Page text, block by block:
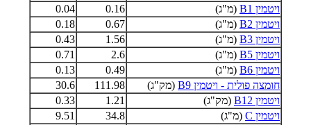
ויטמין B1
(מ"ג) 0.16
0.04
ויטמין B2
(מ"ג) 0.67
0.18
ויטמין B3
(מ"ג) 1.56
0.43
ויטמין B5
(מ"ג) 2.6
0.71
ויטמין B6
(מ"ג) 0.49
0.13
חומצה פולית - ויטמין B9
(מק"ג) 111.98
30.6
ויטמין B12
(מק"ג) 1.21
0.33
ויטמין C
(מ"ג) 34.8
9.51